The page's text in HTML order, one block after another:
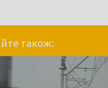
також: